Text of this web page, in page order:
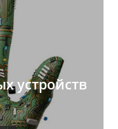
устройств